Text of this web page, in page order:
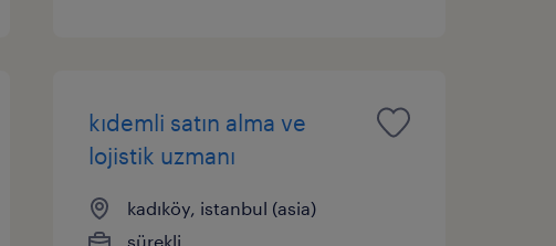
kıdemli satın alma ve
lojistik uzmanı
kadıköy, istanbul (asia)
sürekli